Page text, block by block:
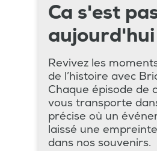
Ca s'est
Revivez les
de l’histoire avec
Chaque épisode de
vous transporte
précise où un
laissé une
dans nos souvenirs.